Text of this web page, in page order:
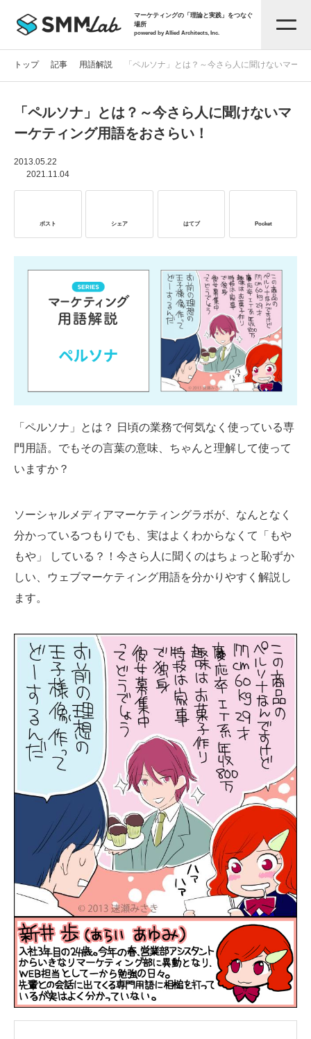
マーケティングの「理論と実践」をつなぐ
場所
powered by Allied Architects, Inc.
記事一覧
サービス資料
SMMLabについて
トップ 記事 用語解説 「ペルソナ」とは？～今さら人に聞けないマー
「ペルソナ」とは？～今さら人に聞けないマ
ーケティング用語をおさらい！
2013.05.22
2021.11.04
ポスト シェア はてブ Pocket
「ペルソナ」とは？ 日頃の業務で何気なく使っている専
門用語。でもその言葉の意味、ちゃんと理解して使って
いますか？
ソーシャルメディアマーケティングラボが、なんとなく
分かっているつもりでも、実はよくわからなくて「もや
もや」 している？！今さら人に聞くのはちょっと恥ずか
しい、ウェブマーケティング用語を分かりやすく解説し
ます。